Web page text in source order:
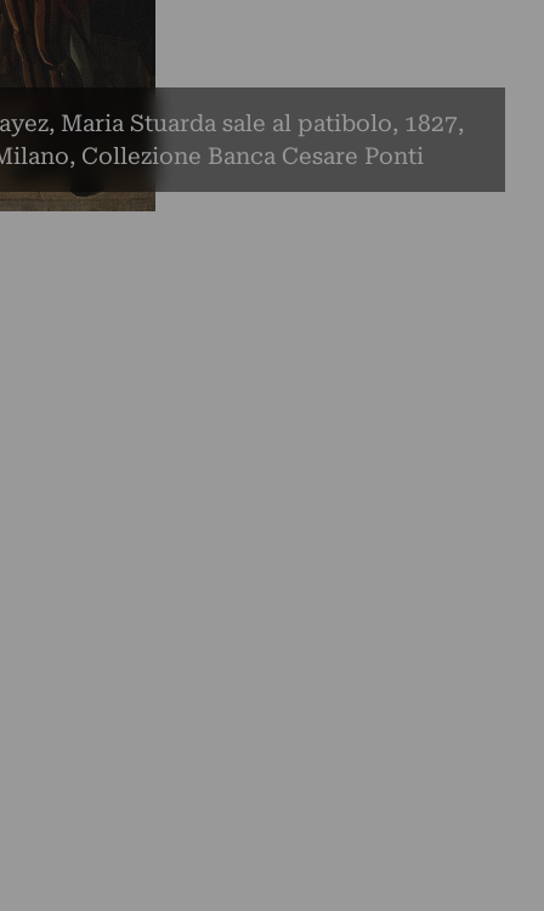
Maria Stuarda sale al patibolo, 1827,
Collezione Banca Cesare Ponti